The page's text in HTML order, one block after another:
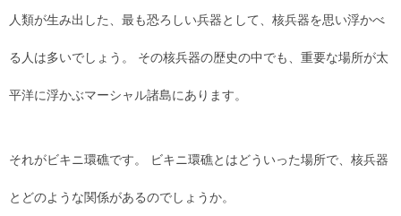
人類が生み出した、最も恐ろしい兵器として、核兵器を思い浮かべ
る人は多いでしょう。 その核兵器の歴史の中でも、重要な場所が太
平洋に浮かぶマーシャル諸島にあります。
それがビキニ環礁です。 ビキニ環礁とはどういった場所で、核兵器
とどのような関係があるのでしょうか。